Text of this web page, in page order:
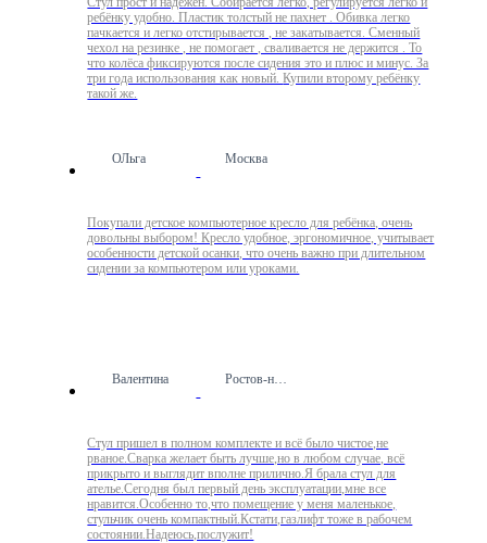
ребёнку удобно. Пластик толстый не пахнет . Обивка легко
пачкается и легко отстирывается , не закатывается. Сменный
чехол на резинке , не помогает , сваливается не держится . То
что колёса фиксируются после сидения это и плюс и минус. За
три года использования как новый. Купили второму ребёнку
такой же.
ОЛьга Москва
Покупали детское компьютерное кресло для ребёнка, очень
довольны выбором! Кресло удобное, эргономичное, учитывает
особенности детской осанки, что очень важно при длительном
сидении за компьютером или уроками.
Валентина Ростов-на-Дону
Стул пришел в полном комплекте и всё было чистое,не
рваное.Сварка желает быть лучше,но в любом случае, всё
прикрыто и выглядит вполне прилично.Я брала стул для
ателье.Сегодня был первый день эксплуатации,мне все
нравится.Особенно то,что помещение у меня маленькое,
стульчик очень компактный.Кстати,газлифт тоже в рабочем
состоянии.Надеюсь,послужит!